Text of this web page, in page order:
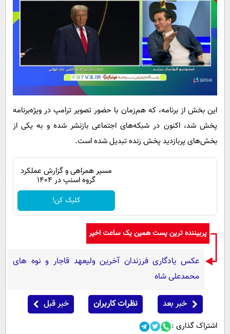
این بخش از برنامه، که هم‌زمان با حضور تصویر ترامپ در ویژه‌برنامه
پخش شد، اکنون در شبکه‌های اجتماعی بازنشر شده و به یکی از
بخش‌های پربازدید پخش زنده تبدیل شده است.
مسیر همراهی و گزارش عملکرد
گروه اسنپ در ۱۴۰۴
کلیک کن!
پربیننده ترین پست همین یک ساعت اخیر
عکس یادگاری فرزندان آخرین ولیعهد قاجار و نوه های
محمدعلی شاه
خبر بعد نظرات کاربران خبر قبل
اشتراک گذاری :